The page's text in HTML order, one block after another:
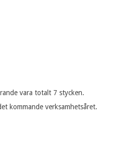
vara totalt 7 stycken.
kommande verksamhetsåret.